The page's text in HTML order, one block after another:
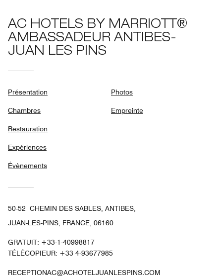
AC HOTELS BY MARRIOTT®
AMBASSADEUR ANTIBES-
JUAN LES PINS
Présentation
Chambres
Restauration
Expériences
Évènements
Photos
Empreinte
50-52 CHEMIN DES SABLES, ANTIBES,
JUAN-LES-PINS, FRANCE, 06160
GRATUIT: +33-1-40998817
TÉLÉCOPIEUR: +33 4-93677985
RECEPTIONAC@ACHOTELJUANLESPINS.COM